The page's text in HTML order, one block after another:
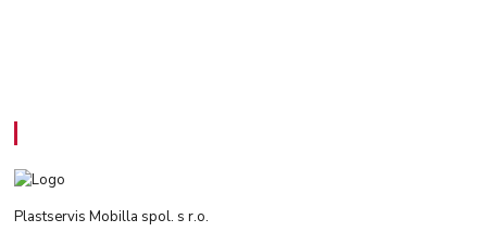
Plastservis Mobilla spol. s r.o.